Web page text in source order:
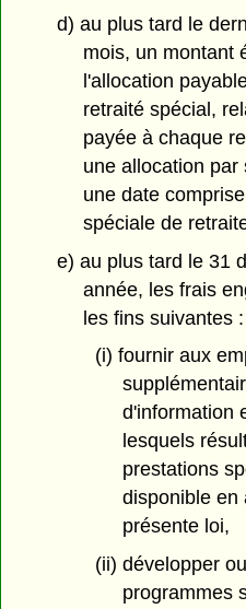
d) au plus tard le
mois, un montant
l'allocation
retraité spécial,
payée à chaque
une allocation
une date
spéciale de
e) au plus tard le 31
année, les frais
les fins suivantes :
(i) fournir aux
d'information
lesquels
prestations
disponible en
présente loi,
(ii) développer
programmes